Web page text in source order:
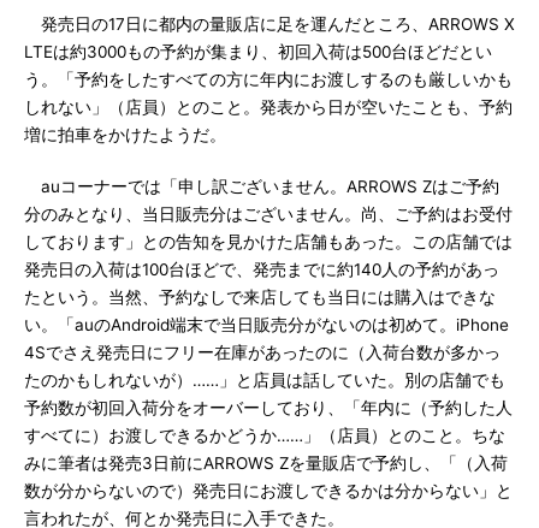
発売日の17日に都内の量販店に足を運んだところ、ARROWS X
LTEは約3000もの予約が集まり、初回入荷は500台ほどだとい
う。「予約をしたすべての方に年内にお渡しするのも厳しいかも
しれない」（店員）とのこと。発表から日が空いたことも、予約
増に拍車をかけたようだ。
auコーナーでは「申し訳ございません。ARROWS Zはご予約
分のみとなり、当日販売分はございません。尚、ご予約はお受付
しております」との告知を見かけた店舗もあった。この店舗では
発売日の入荷は100台ほどで、発売までに約140人の予約があっ
たという。当然、予約なしで来店しても当日には購入はできな
い。「auのAndroid端末で当日販売分がないのは初めて。iPhone
4Sでさえ発売日にフリー在庫があったのに（入荷台数が多かっ
たのかもしれないが）……」と店員は話していた。別の店舗でも
予約数が初回入荷分をオーバーしており、「年内に（予約した人
すべてに）お渡しできるかどうか……」（店員）とのこと。ちな
みに筆者は発売3日前にARROWS Zを量販店で予約し、「（入荷
数が分からないので）発売日にお渡しできるかは分からない」と
言われたが、何とか発売日に入手できた。